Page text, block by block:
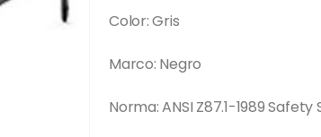
Color: Gris
Marco: Negro
Norma: ANSI Z87.1-1989